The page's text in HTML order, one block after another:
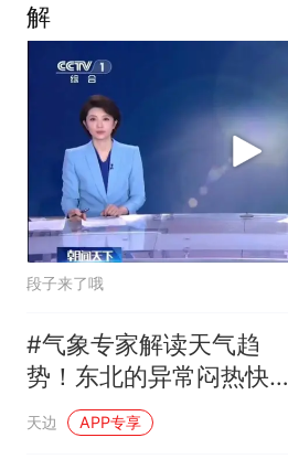
解
段子来了哦
#气象专家解读天气趋
势！东北的异常闷热快结
束了！
天边 APP专享